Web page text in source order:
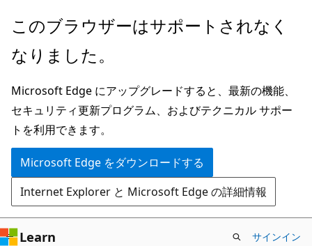
メ
ン
ン
テ
ン
ツ
に
ス
キ
ッ
このブラウザーはサポートされなく
なりました。
Microsoft Edge にアップグレードすると、最新の機能、
セキュリティ更新プログラム、およびテクニカル サポー
トを利用できます。
Microsoft Edge をダウンロードする
Internet Explorer と Microsoft Edge の詳細情報
Learn サインイン